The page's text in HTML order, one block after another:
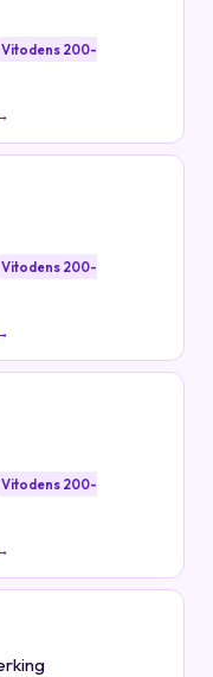
Vitodens 200-
Vitodens 200-
Vitodens 200-